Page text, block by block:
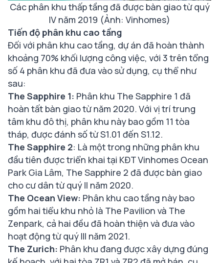
Các phân khu thấp tầng đã được bàn giao từ quý
IV năm 2019 (Ảnh: Vinhomes)
Tiến độ phân khu cao tầng
Đối với phân khu cao tầng, dự án đã hoàn thành
khoảng 70% khối lượng công việc, với 3 trên tổng
số 4 phân khu đã đưa vào sử dụng, cụ thể như
sau:
The Sapphire 1: Phân khu The Sapphire 1 đã
hoàn tất bàn giao từ năm 2020. Với vị trí trung
tâm khu đô thị, phân khu này bao gồm 11 tòa
tháp, được đánh số từ S1.01 đến S1.12.
The Sapphire 2: Là một trong những phân khu
đầu tiên được triển khai tại KĐT Vinhomes Ocean
Park Gia Lâm, The Sapphire 2 đã được bàn giao
cho cư dân từ quý II năm 2020.
The Ocean View: Phân khu cao tầng này bao
gồm hai tiểu khu nhỏ là The Pavilion và The
Zenpark, cả hai đều đã hoàn thiện và đưa vào
hoạt động từ quý III năm 2021.
The Zurich: Phân khu đang được xây dựng đúng